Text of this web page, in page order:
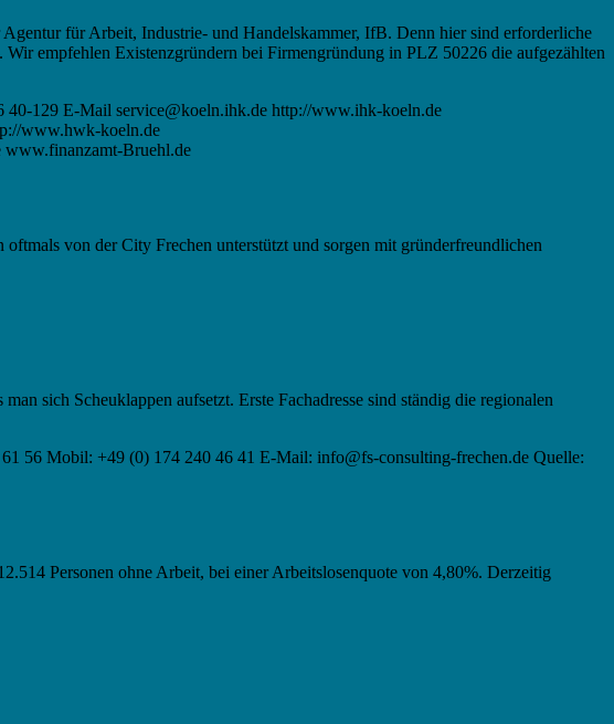
für Arbeit, Industrie- und Handelskammer, IfB. Denn hier sind erforderliche
empfehlen Existenzgründern bei Firmengründung in PLZ 50226 die aufgezählten
40-129 E-Mail service@koeln.ihk.de http://www.ihk-koeln.de
www.hwk-koeln.de
www.finanzamt-Bruehl.de
von der City Frechen unterstützt und sorgen mit gründerfreundlichen
sich Scheuklappen aufsetzt. Erste Fachadresse sind ständig die regionalen
56 Mobil: +49 (0) 174 240 46 41 E-Mail: info@fs-consulting-frechen.de Quelle:
Personen ohne Arbeit, bei einer Arbeitslosenquote von 4,80%. Derzeitig